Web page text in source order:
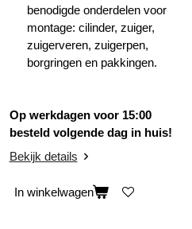
benodigde onderdelen voor
montage: cilinder, zuiger,
zuigerveren, zuigerpen,
borgringen en pakkingen.
Op werkdagen voor 15:00
besteld volgende dag in huis!
Bekijk details
In winkelwagen